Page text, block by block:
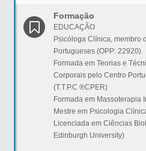
Formação
EDUCAÇÃO
Psicóloga Clínica, membro
Portugueses (OPP: 22920)
Formada em Teorias e
Corporais pelo Centro
(T.T.P.C ®CPER)
Formada em Massoterapia
Mestre em Psicologia
Licenciada em Ciências
Edinburgh University)